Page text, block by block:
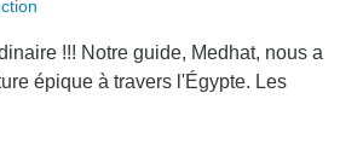
!!! Notre guide, Medhat, nous a
épique à travers l'Égypte. Les